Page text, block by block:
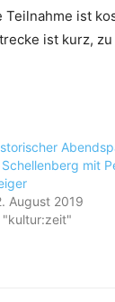
ist
ist kurz,
Schellenberg mit
August 2019
"kultur:zeit"